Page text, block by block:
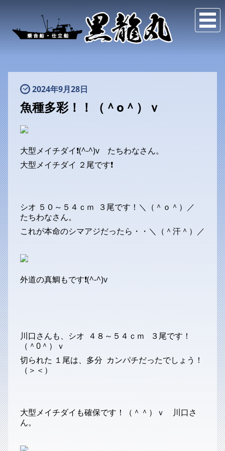
2024年9月28日
魚種多彩！！（＾o＾）ｖ
大型メイチダイ❗(^-^)v たちわなさん。
大型メイチダイ ２尾です❗
シオ ５０～５４ｃｍ ３尾です！＼（＾ｏ＾）／
たちわなさん。
これが本命のシマアジだったら・・＼（＾汗＾）／
外道の真鯛もです❗(^-^)v
川口さんも、シオ ４８～５４ｃｍ ３尾です！
（＾0＾）ｖ
切られた １尾は、多分 カンパチだったでしょう！
（＞＜）
大型メイチダイも確保です！（＾＾）ｖ 川口さ
ん。